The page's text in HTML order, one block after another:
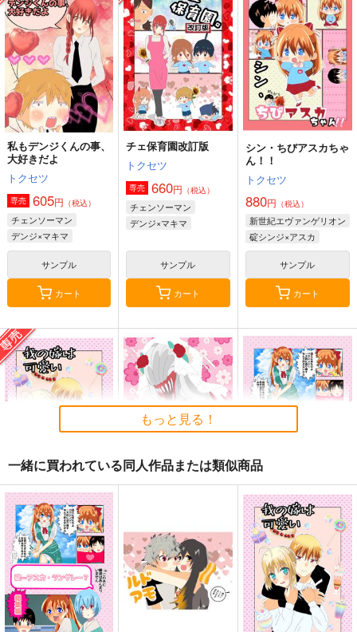
ンツ見せてもらいたい
本14
アニマルマシーン
787円（税込）
オリジナル
サンプル
カート
神座万象・第十四機
関
専売 3,144円（税込）
オリジナル
サンプル
カート
んつを見せてくる本13
嘘つき屋
662円（税込）
オリジナル
サンプル
カート
黒白のアヴェスター 2
神座万象・第十四機
関
専売 2,178円（税込）
カート
まぐ太ノート16冊
目 The Bunny's Tail
2
C-ARTS
1,430円（税込）
オリジナル
カート
≪C108作品セット
≫B2タペストリー
【サークル：アニマル
マシーン】
アニマルマシーン
専売 2,750円（税込）
私もデンジくんの事、
大好きだよ
トクセツ
専売 605円 （税込）
チェンソーマン
デンジ×マキマ
サンプル
カート
チェ保育園改訂版
トクセツ
専売 660円 （税込）
チェンソーマン
デンジ×マキマ
サンプル
カート
シン・ちびアスカちゃ
ん！！
トクセツ
880円 （税込）
新世紀エヴァンゲリオン
碇シンジ×アスカ
サンプル
カート
我の嫁は可愛い
トクセツ
専売 1,100円（税込）
Fate
ギルガメッシュ×アルトリア
サンプル
かない妄想
トクセツ
472円（税込）
呪術廻戦
乙骨憂太×祈本里香
碇…アスカ・ラングレ
ー？総集編
トクセツ
1,980円（税込）
新世紀エヴァンゲリオン
碇シンジ×アスカ
サンプル
もっと見る！
一緒に買われている同人作品または類似商品